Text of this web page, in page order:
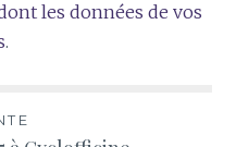
les données de vos
.